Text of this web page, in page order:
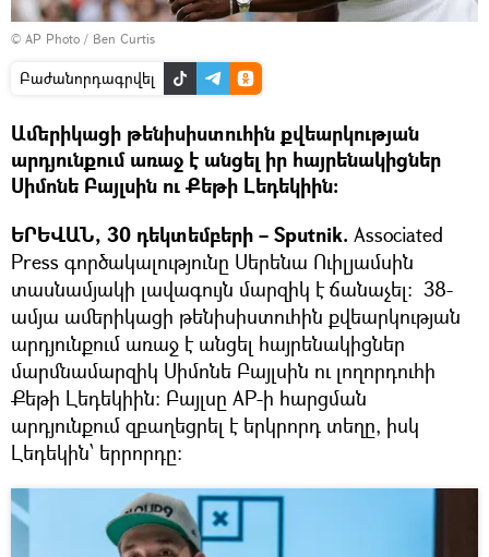
© AP Photo / Ben Curtis
Բաժանորդագրվել
Ամերիկացի թենիսիստուհին քվեարկության
արդյունքում առաջ է անցել իր հայրենակիցներ
Սիմոնե Բայլսին ու Քեթի Լեդեկիին։
ԵՐԵՎԱՆ, 30 դեկտեմբերի – Sputnik. Associated
Press գործակալությունը Սերենա Ուիլյամսին
տասնամյակի լավագույն մարզիկ է ճանաչել։ 38-
ամյա ամերիկացի թենիսիստուհին քվեարկության
արդյունքում առաջ է անցել հայրենակիցներ
մարմնամարզիկ Սիմոնե Բայլսին ու լողորդուհի
Քեթի Լեդեկիին։ Բայլսը AP-ի հարցման
արդյունքում զբաղեցրել է երկրորդ տեղը, իսկ
Լեդեկին՝ երրորդը։